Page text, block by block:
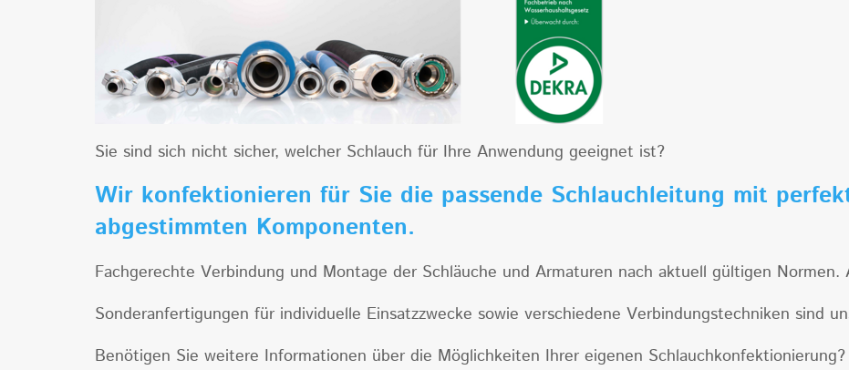
Sie sind sich nicht sicher, welcher Schlauch für Ihre Anwendung geeignet ist?
Wir konfektionieren für Sie die passende Schlauchleitung mit
abgestimmten Komponenten.
Fachgerechte Verbindung und Montage der Schläuche und Armaturen nach aktuell gültigen
Sonderanfertigungen für individuelle Einsatzzwecke sowie verschiedene Verbindungstechniken sind
Benötigen Sie weitere Informationen über die Möglichkeiten Ihrer eigenen